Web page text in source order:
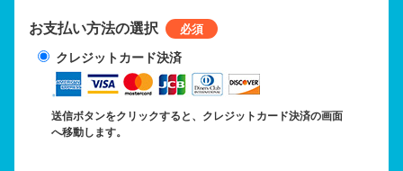
お支払い方法の選択
クレジットカード決済
送信ボタンをクリックすると、クレジットカード決済の画面
へ移動します。